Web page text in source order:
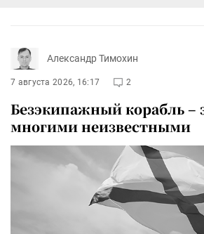
Александр Тимохин
7 августа 2026, 16:17 2
Безэкипажный корабль –
многими неизвестными